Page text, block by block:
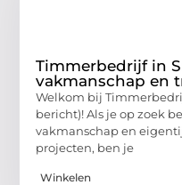
Timmerbedrijf in
vakmanschap en
Welkom bij
bericht)! Als je op zoek
vakmanschap en
projecten, ben je
Winkelen